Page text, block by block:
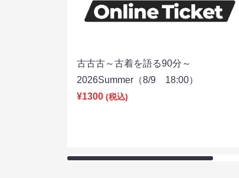
古古古～古着を語る90分～
2026Summer（8/9 18:00）
¥1300 (税込)